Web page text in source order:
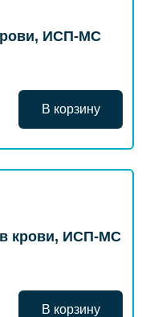
ИСП-МС
В корзину
крови, ИСП-МС
В корзину